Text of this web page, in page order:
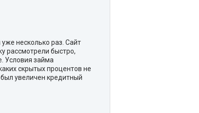
несколько раз. Сайт
рассмотрели быстро,
Условия займа
скрытых процентов не
увеличен кредитный